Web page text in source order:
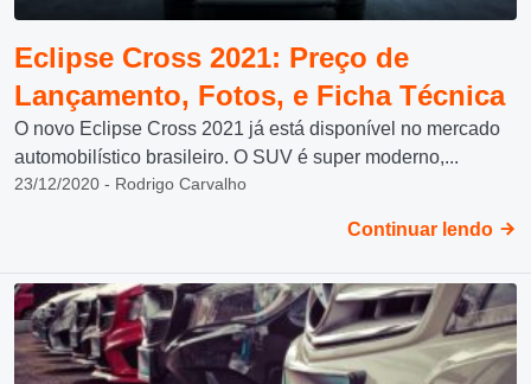
Eclipse Cross 2021: Preço de
Lançamento, Fotos, e Ficha Técnica
O novo Eclipse Cross 2021 já está disponível no mercado
automobilístico brasileiro. O SUV é super moderno,...
23/12/2020 - Rodrigo Carvalho
Continuar lendo